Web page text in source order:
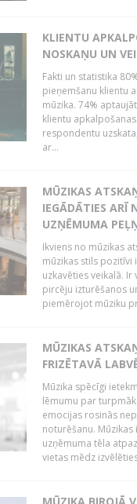
KLIENTU
NOSKAŅU UN
Fakti un statistika
pieņemšanu klientu
mūzika. 74%
klientu
respondentu
ar...
MŪZIKAS
IEGĀDĀTIES ARĪ
UZŅĒMUMA
Ikviens no mūzikas
mūzikas stils pozitīvi
uzkavēties veikalā.
pircēju izturēšanos
piemērojot mūziku
MŪZIKAS
FRIZĒTAVĀ
Mūzika spēcīgi
lēmumu par
emocijas rosinās
noturēšanu.
uzņēmuma tēla
vietas mēdz